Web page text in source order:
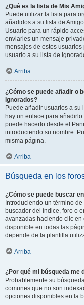
¿Qué es la lista de Mis
Puede utilizar la lista para
añadidos a su lista de
Usuario para un rápido
enviarles un mensaje
mensajes de estos
usuario a su lista de
Arriba
¿Cómo se puede añadir o
Ignorados?
Puede añadir usuarios a su
hay un enlace para
puede hacerlo desde el
introduciendo su nombre.
misma página.
Arriba
Búsqueda en los
¿Cómo se puede buscar
Introduciendo un término
buscador del índice, foro o
avanzadas haciendo clic en
disponible en todas las
depende de la plantilla
Arriba
¿Por qué mi búsqueda me
Probablemente su
comunes que no son
opciones disponibles en la